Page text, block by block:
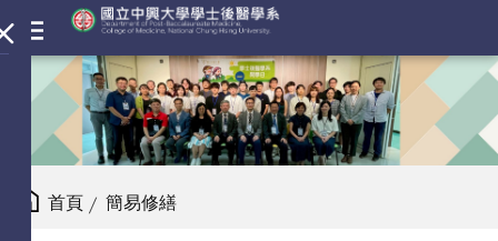
首頁 簡易修繕